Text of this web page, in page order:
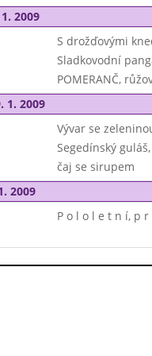
2009
S drožďovými
Sladkovodní
POMERANČ,
1. 2009
Vývar se
Segedínský
čaj se sirupem
2009
P o l o l e t n í, p